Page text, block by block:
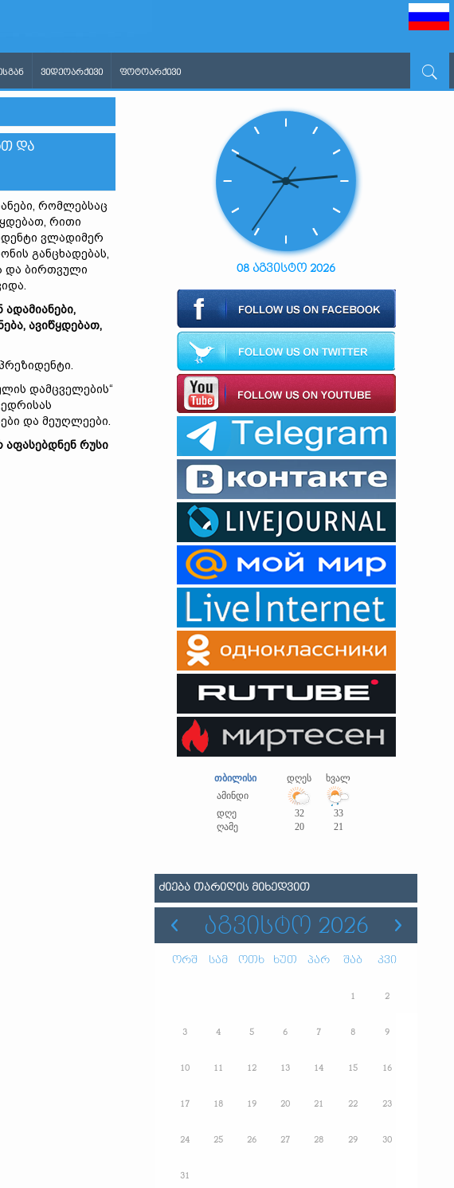
ᲕᲘᲓᲔᲝᲐᲠᲥᲘᲕᲘ ᲤᲝᲢᲝᲐᲠᲥᲘᲕᲘ
ᲓᲐ
რომლებსაც
რითი
ვლადიმერ
განცხადებას,
და ბირთვული
ავიწყდებათ,
დამცველების“
და მეუღლეები.
აფასებდნენ რუსი
08 აგვისტო 2026
თბილისი დღეს
ხვალ
ამინდი
დღე
32
33
ღამე
20 21
ᲫᲘᲔᲑᲐ ᲗᲐᲠᲘᲦᲘᲡ ᲛᲘᲮᲔᲓᲕᲘᲗ
ᲐᲒᲕᲘᲡᲢᲝ 2026
ორშ სამ ოთხ ხუთ პარ შაბ კვი
1 2
3 4 5 6 7 8 9
10 11 12 13 14 15 16
17 18 19 20 21 22 23
24 25 26 27 28 29 30
31